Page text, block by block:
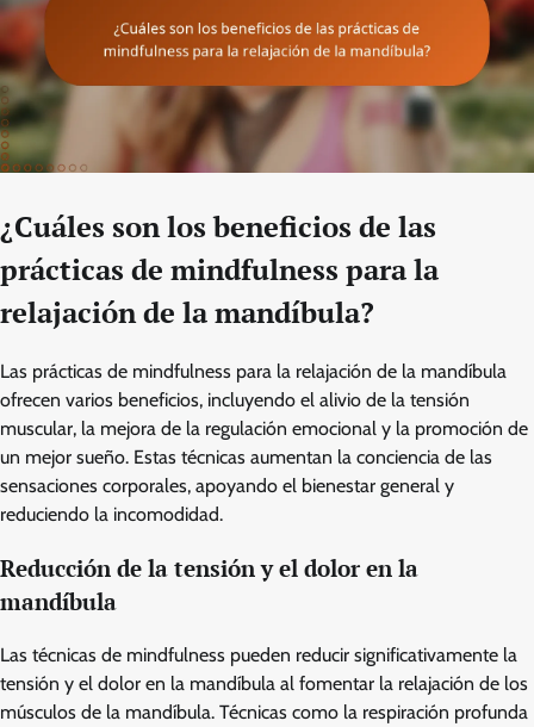
¿Cuáles son los beneficios de las
prácticas de mindfulness para la
relajación de la mandíbula?
Las prácticas de mindfulness para la relajación de la mandíbula
ofrecen varios beneficios, incluyendo el alivio de la tensión
muscular, la mejora de la regulación emocional y la promoción de
un mejor sueño. Estas técnicas aumentan la conciencia de las
sensaciones corporales, apoyando el bienestar general y
reduciendo la incomodidad.
Reducción de la tensión y el dolor en la
mandíbula
Las técnicas de mindfulness pueden reducir significativamente la
tensión y el dolor en la mandíbula al fomentar la relajación de los
músculos de la mandíbula. Técnicas como la respiración profunda